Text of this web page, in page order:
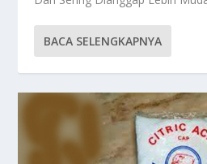
BACA SELENGKAPNYA